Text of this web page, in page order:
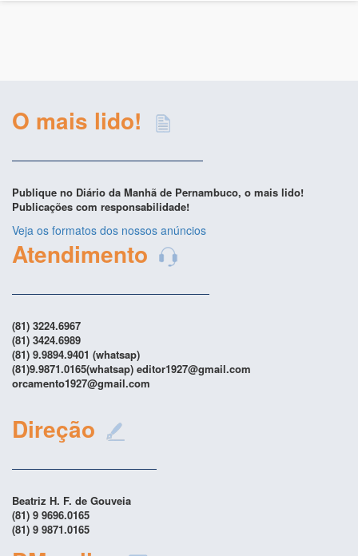
O mais lido!
Publique no Diário da Manhã de Pernambuco, o mais lido!
Publicações com responsabilidade!
Veja os formatos dos nossos anúncios
Atendimento
(81) 3224.6967
(81) 3424.6989
(81) 9.9894.9401 (whatsap)
(81)9.9871.0165(whatsap) editor1927@gmail.com
orcamento1927@gmail.com
Direção
Beatriz H. F. de Gouveia
(81) 9 9696.0165
(81) 9 9871.0165